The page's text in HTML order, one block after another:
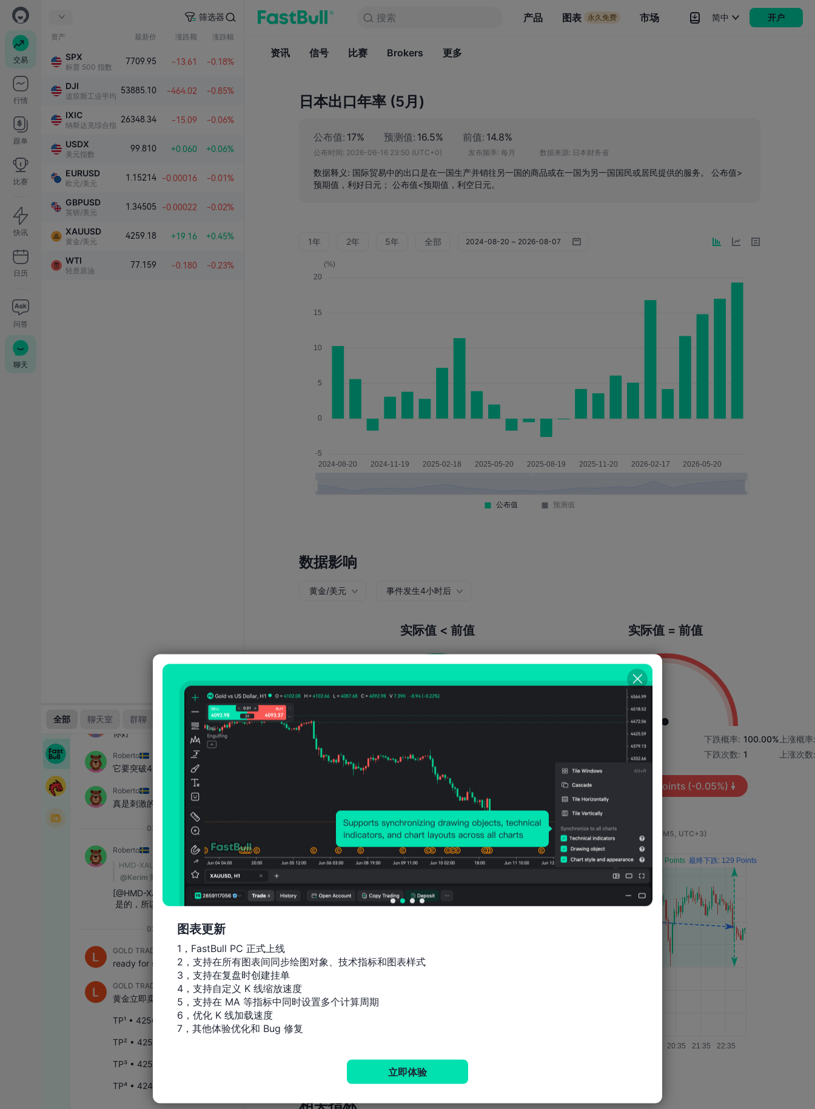
交易
行情
跟单
比赛
快讯
日历
问答
聊天
筛选器
资产 最新价 涨跌额 涨跌幅
SPX
标普 500 指数
7709.95 -13.61 -0.18%
DJI
道琼斯工业平均指数
53885.10 -464.02 -0.85%
IXIC
纳斯达克综合指数
26348.34 -15.09 -0.06%
USDX
美元指数
99.810 +0.060 +0.06%
EURUSD
欧元/美元
1.15214 -0.00016 -0.01%
GBPUSD
英镑/美元
1.34505 -0.00022 -0.02%
XAUUSD
黄金/美元
4259.18 +19.16 +0.45%
WTI
轻质原油
77.159 -0.180 -0.23%
搜索 产品 图表 永久免费 市场
资讯 信号
简中 开户
搜索
资讯 信号 比赛 Brokers 更多
日本出口年率 (5月)
公布值: 17% 预测值: 16.5% 前值: 14.8%
公布时间: 2026-06-16 23:50 (UTC+0) 发布频率: 每月 数据来源: 日本财务省
数据释义: 国际贸易中的出口是在一国生产并销往另一国的商品或在一国为另一国国民或居民提供的服务。 公布值>
预期值，利好日元； 公布值<预期值，利空日元。
1年 2年 5年 全部
数据影响
黄金/美元 事件发生4小时后
实际值 < 前值
上涨次数:
56
Points (0.02%)
实际值 = 前值
下跌概率: 100.00%
下跌次数: 1
Points (-0.05%)
上涨概
上涨次
历史价格图表 事件发生4小时后的影响 (M5, UTC+3)
相关指标
图表更新
1，FastBull PC 正式上线
2，支持在所有图表间同步绘图对象、技术指标和图表样式
3，支持在复盘时创建挂单
4，支持自定义 K 线缩放速度
5，支持在 MA 等指标中同时设置多个计算周期
6，优化 K 线加载速度
7，其他体验优化和 Bug 修复
立即体验